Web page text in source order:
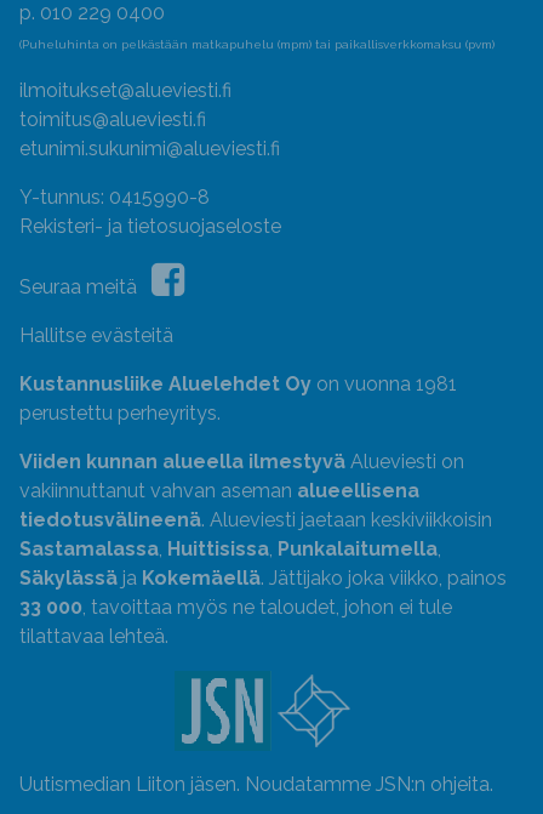
p. 010 229 0400
(Puheluhinta on pelkästään matkapuhelu (mpm) tai paikallisverkkomaksu (pvm)
ilmoitukset@alueviesti.fi
toimitus@alueviesti.fi
etunimi.sukunimi@alueviesti.fi
Y-tunnus: 0415990-8
Rekisteri- ja tietosuojaseloste
Seuraa meitä
Hallitse evästeitä
Kustannusliike Aluelehdet Oy on vuonna 1981
perustettu perheyritys.
Viiden kunnan alueella ilmestyvä Alueviesti on
vakiinnuttanut vahvan aseman alueellisena
tiedotusvälineenä. Alueviesti jaetaan keskiviikkoisin
Sastamalassa, Huittisissa, Punkalaitumella,
Säkylässä ja Kokemäellä. Jättijako joka viikko, painos
33 000, tavoittaa myös ne taloudet, johon ei tule
tilattavaa lehteä.
Uutismedian Liiton jäsen. Noudatamme JSN:n ohjeita.